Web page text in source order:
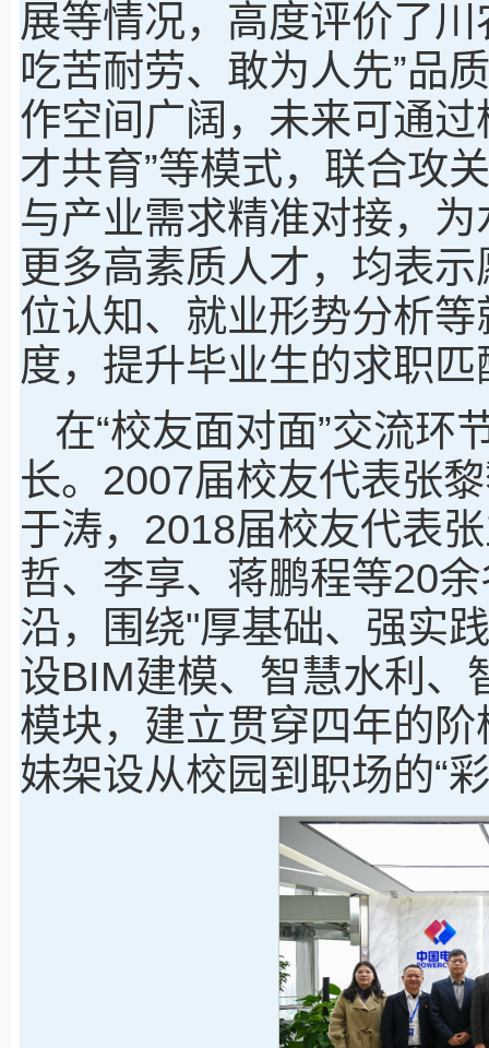
展等情况，高度评价了
吃苦耐劳、敢为人先”品
作空间广阔，未来可通
才共育”等模式，联合攻
与产业需求精准对接，
更多高素质人才，均表
位认知、就业形势分析
度，提升毕业生的求职
在“校友面对面”交流环
长。2007届校友代表张
于涛，2018届校友代表
哲、李享、蒋鹏程等20
沿，围绕"厚基础、强实
设BIM建模、智慧水利、
模块，建立贯穿四年的
妹架设从校园到职场的“